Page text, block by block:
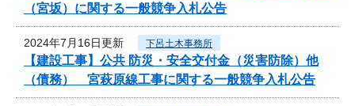
（宮坂）に関する一般競争入札公告
2024年7月16日更新 下呂土木事務所
【建設工事】公共 防災・安全交付金（災害防除）他
（債務） 宮萩原線工事に関する一般競争入札公告